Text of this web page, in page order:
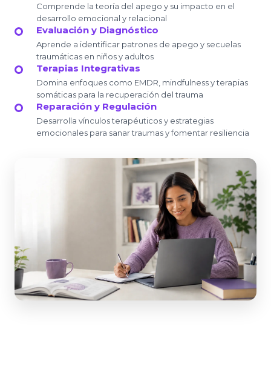
Comprende la teoría del apego y su impacto en el
desarrollo emocional y relacional
Evaluación y Diagnóstico
Aprende a identificar patrones de apego y secuelas
traumáticas en niños y adultos
Terapias Integrativas
Domina enfoques como EMDR, mindfulness y terapias
somáticas para la recuperación del trauma
Reparación y Regulación
Desarrolla vínculos terapéuticos y estrategias
emocionales para sanar traumas y fomentar resiliencia